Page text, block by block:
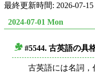
最終更新時間: 2026-07-15
2024-07-01 Mon
#5544. 古英語の具
古英語には名詞，